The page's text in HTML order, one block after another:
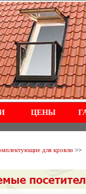
ЦЕНЫ
для кровли >>